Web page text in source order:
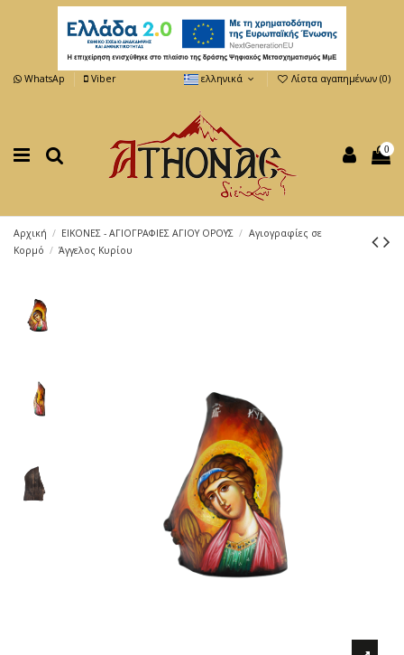
WhatsAp Viber ελληνικά Λίστα αγαπημένων (0)
0
Αρχική ΕΙΚΟΝΕΣ - ΑΓΙΟΓΡΑΦΙΕΣ ΑΓΙΟΥ ΟΡΟΥΣ
Αγιογραφίες σε
Κορμό
Άγγελος Κυρίου